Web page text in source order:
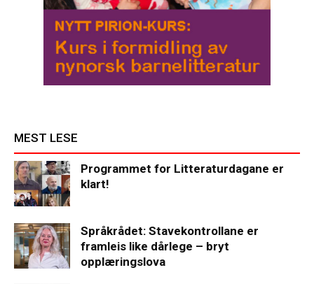
MEST LESE
Programmet for Litteraturdagane er
klart!
Språkrådet: Stavekontrollane er
framleis like dårlege – bryt
opplæringslova